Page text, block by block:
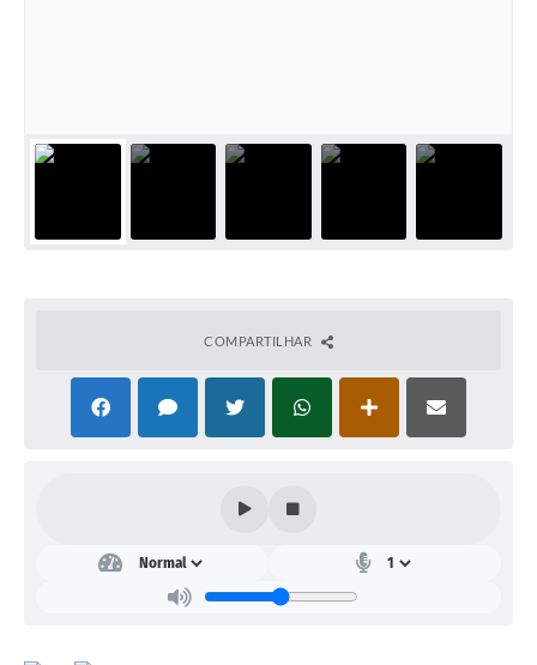
COMPARTILHAR